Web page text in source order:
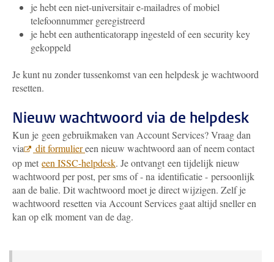
je hebt een niet-universitair e-mailadres of mobiel
telefoonnummer geregistreerd
je hebt een authenticatorapp ingesteld of een security key
gekoppeld
Je kunt nu zonder tussenkomst van een helpdesk je wachtwoord
resetten.
Nieuw wachtwoord via de helpdesk
Kun je geen gebruikmaken van Account Services? Vraag dan
via
dit formuliereen nieuw wachtwoord aan of neem contact
op met een ISSC-helpdesk. Je ontvangt een tijdelijk nieuw
wachtwoord per post, per sms of - na identificatie - persoonlijk
aan de balie. Dit wachtwoord moet je direct wijzigen. Zelf je
wachtwoord resetten via Account Services gaat altijd sneller en
kan op elk moment van de dag.